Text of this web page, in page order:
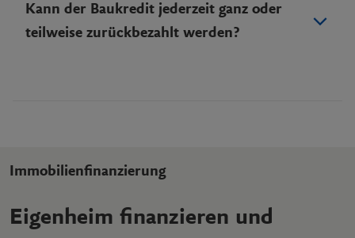
Kann der Baukredit jederzeit ganz oder
teilweise zurückbezahlt werden?
Immobilienfinanzierung
Eigenheim finanzieren und